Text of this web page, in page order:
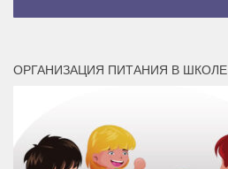
ОРГАНИЗАЦИЯ ПИТАНИЯ В ШКОЛЕ